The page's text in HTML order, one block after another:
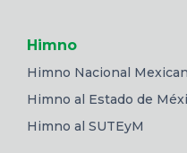
Himno
Himno Nacional
Himno al Estado de
Himno al SUTEyM